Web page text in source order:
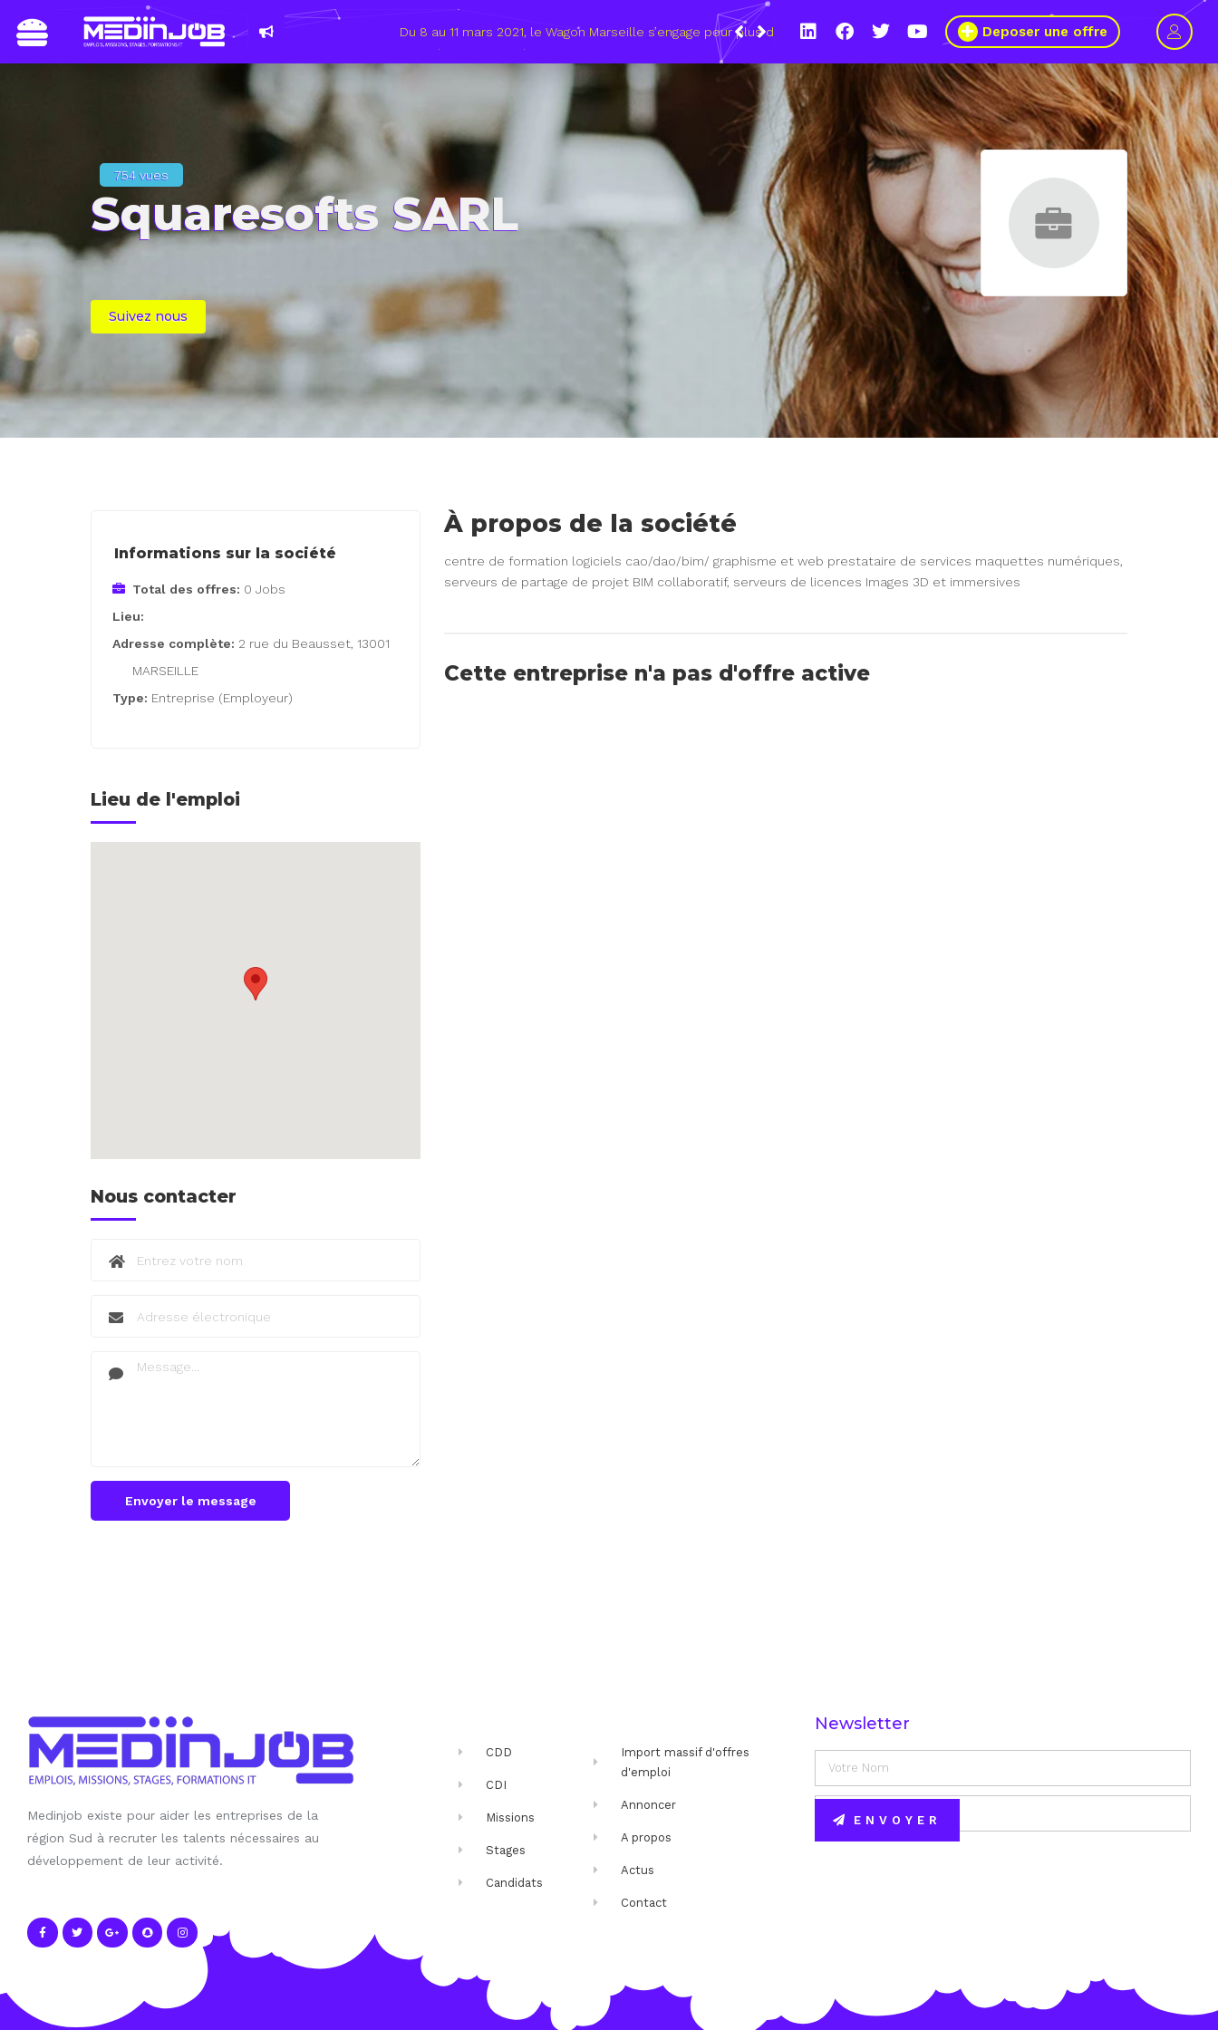
Du 8 au 11 mars 2021, le Wagon Marseille s’engage pour plus de mixité dans
les métiers du numérique
Deposer une offre
754 vues
Squaresofts SARL
Suivez nous
À propos de la société
centre de formation logiciels cao/dao/bim/ graphisme et web prestataire de services maquettes numériques,
serveurs de partage de projet BIM collaboratif, serveurs de licences Images 3D et immersives
Cette entreprise n'a pas d'offre active
Informations sur la société
Total des offres: 0 Jobs
Lieu:
Adresse complète: 2 rue du Beausset, 13001
MARSEILLE
Type: Entreprise (Employeur)
Lieu de l'emploi
Nous contacter
Envoyer le message
Medinjob existe pour aider les entreprises de la
région Sud à recruter les talents nécessaires au
développement de leur activité.
CDD
CDI
Missions
Stages
Candidats
Import massif d'offres
d'emploi
Annoncer
A propos
Actus
Contact
Newsletter
ENVOYER